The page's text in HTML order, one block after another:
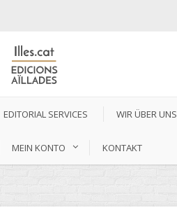
EDITORIAL SERVICES WIR ÜBER UNS
MEIN KONTO KONTAKT